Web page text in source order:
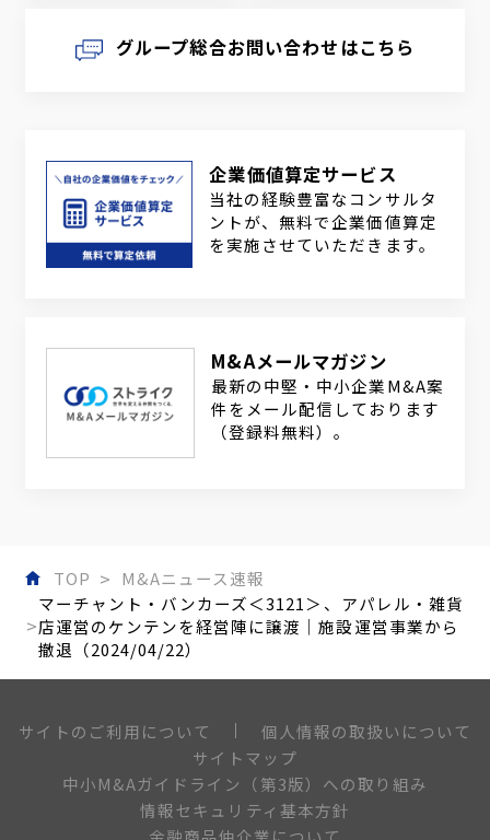
グループ総合お問い合わせはこちら
企業価値算定サービス
当社の経験豊富なコンサルタ
ントが、無料で企業価値算定
を実施させていただきます。
M&Aメールマガジン
最新の中堅・中小企業M&A案
件をメール配信しております
（登録料無料）。
TOP
M&Aニュース速報
マーチャント・バンカーズ＜3121＞、アパレル・雑貨
店運営のケンテンを経営陣に譲渡｜施設運営事業から
撤退（2024/04/22）
サイトのご利用について
個人情報の取扱いについて
サイトマップ
中小M&Aガイドライン（第3版）への取り組み
情報セキュリティ基本方針